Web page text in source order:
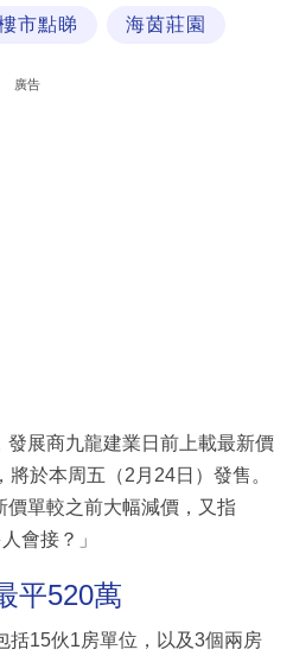
市點睇 海茵莊園
廣告
發展商九龍建業日前上載最新價
於本周五（2月24日）發售。
單較之前大幅減價，又指
會接？」
平520萬
括15伙1房單位，以及3個兩房